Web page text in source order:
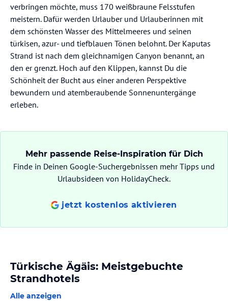
verbringen möchte, muss 170 weißbraune Felsstufen
meistern. Dafür werden Urlauber und Urlauberinnen mit
dem schönsten Wasser des Mittelmeeres und seinen
türkisen, azur- und tiefblauen Tönen belohnt. Der Kaputas
Strand ist nach dem gleichnamigen Canyon benannt, an
den er grenzt. Hoch auf den Klippen, kannst Du die
Schönheit der Bucht aus einer anderen Perspektive
bewundern und atemberaubende Sonnenuntergänge
erleben.
Mehr passende Reise-Inspiration für Dich
Finde in Deinen Google-Suchergebnissen mehr Tipps und
Urlaubsideen von HolidayCheck.
jetzt kostenlos aktivieren
Türkische Ägäis: Meistgebuchte
Strandhotels
Alle anzeigen